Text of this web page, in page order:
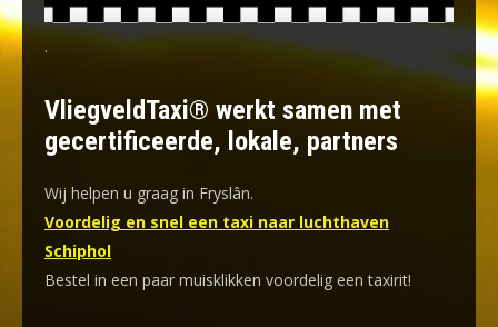
.
VliegveldTaxi® werkt samen met
gecertificeerde, lokale, partners
Wij helpen u graag in Fryslân.
Voordelig en snel een taxi naar luchthaven
Schiphol
Bestel in een paar muisklikken voordelig een taxirit!